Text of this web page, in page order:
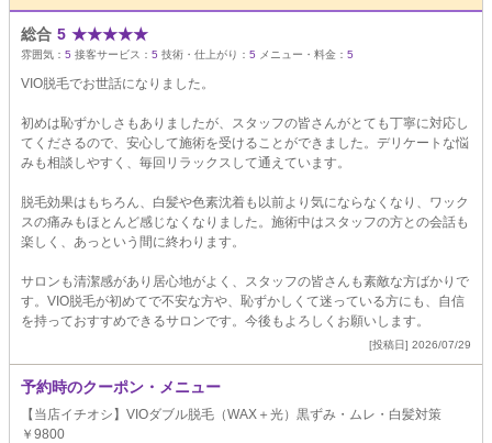
総合 5 ★★★★★
雰囲気： 5 接客サービス： 5 技術・仕上がり： 5 メニュー・料金： 5
VIO脱毛でお世話になりました。
初めは恥ずかしさもありましたが、スタッフの皆さんがとても丁寧に対応し
てくださるので、安心して施術を受けることができました。デリケートな悩
みも相談しやすく、毎回リラックスして通えています。
脱毛効果はもちろん、白髪や色素沈着も以前より気にならなくなり、ワック
スの痛みもほとんど感じなくなりました。施術中はスタッフの方との会話も
楽しく、あっという間に終わります。
サロンも清潔感があり居心地がよく、スタッフの皆さんも素敵な方ばかりで
す。VIO脱毛が初めてで不安な方や、恥ずかしくて迷っている方にも、自信
を持っておすすめできるサロンです。今後もよろしくお願いします。
[投稿日] 2026/07/29
予約時のクーポン・メニュー
【当店イチオシ】VIOダブル脱毛（WAX＋光）黒ずみ・ムレ・白髪対策
￥9800